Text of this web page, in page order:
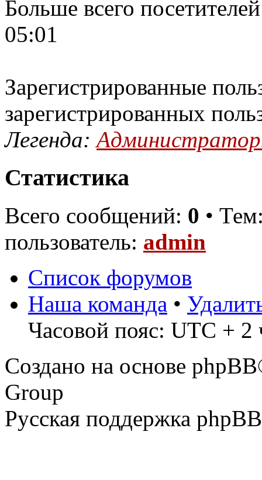
Больше всего
05:01
Зарегистрированные
зарегистрированных
Легенда:
Статистика
Всего сообщений: 0 •
пользователь: admin
Список форумов
Наша команда •
Часовой пояс: UTC + 2
Создано на основе
Group
Русская поддержка phpBB